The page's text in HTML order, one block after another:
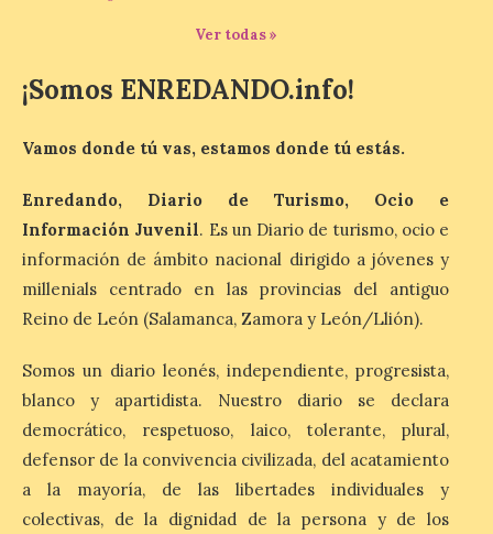
para generar actividad económica, atraer
Cruz Roja concluye el
con 33 atenciones,
incluidos los 10 heridos en
los dos accidentes
registrados durante el fin
de semana
10 Ago 2026
Cruz Roja concluye el Gran
Premio de La Bañeza con
33 atenciones, incluidos
los 10 heridos en los dos
accidentes registrados
durante el fin de semana. El dispositivo
desplegado por la Institución ha atendido
a nueve personas heridas en el […]
Ver todas »
¡Somos ENREDANDO.info!
Vamos donde tú vas, estamos donde tú estás.
Enredando, Diario de Turismo, Ocio e
Información Juvenil. Es un Diario de turismo, ocio e
información de ámbito nacional dirigido a jóvenes y
millenials centrado en las provincias del antiguo
Reino de León (Salamanca, Zamora y León/Llión).
Somos un diario leonés, independiente, progresista,
blanco y apartidista. Nuestro diario se declara
democrático, respetuoso, laico, tolerante, plural,
defensor de la convivencia civilizada, del acatamiento
a la mayoría, de las libertades individuales y
colectivas, de la dignidad de la persona y de los